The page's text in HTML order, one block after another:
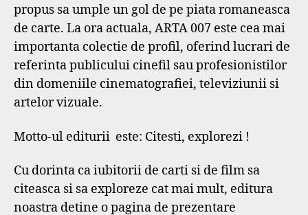
propus sa umple un gol de pe piata romaneasca
de carte. La ora actuala, ARTA 007 este cea mai
importanta colectie de profil, oferind lucrari de
referinta publicului cinefil sau profesionistilor
din domeniile cinematografiei, televiziunii si
artelor vizuale.
Motto-ul editurii este: Citesti, explorezi !
Cu dorinta ca iubitorii de carti si de film sa
citeasca si sa exploreze cat mai mult, editura
noastra detine o pagina de prezentare